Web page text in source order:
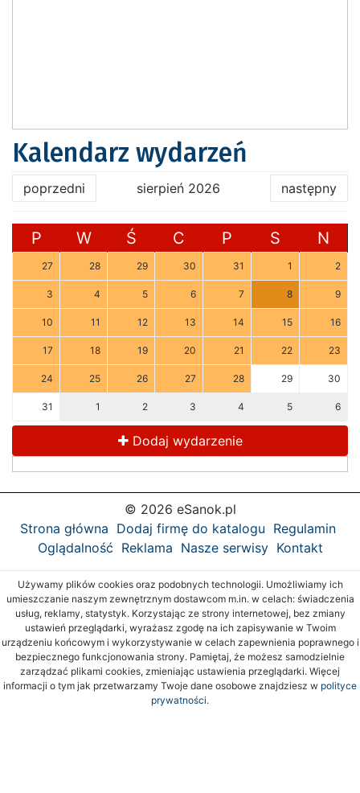
Kalendarz wydarzeń
poprzedni sierpień 2026 następny
P W Ś C P S N
27 28 29 30 31 1 2
3 4 5 6 7 8 9
10 11 12 13 14 15 16
17 18 19 20 21 22 23
24 25 26 27 28 29 30
31 1 2 3 4 5 6
Dodaj wydarzenie
© 2026 eSanok.pl
Strona główna Dodaj firmę do katalogu Regulamin
Oglądalność Reklama Nasze serwisy Kontakt
Używamy plików cookies oraz podobnych technologii. Umożliwiamy ich
umieszczanie naszym zewnętrznym dostawcom m.in. w celach: świadczenia
usług, reklamy, statystyk. Korzystając ze strony internetowej, bez zmiany
ustawień przeglądarki, wyrażasz zgodę na ich zapisywanie w Twoim
urządzeniu końcowym i wykorzystywanie w celach zapewnienia poprawnego i
bezpiecznego funkcjonowania strony. Pamiętaj, że możesz samodzielnie
zarządzać plikami cookies, zmieniając ustawienia przeglądarki. Więcej
informacji o tym jak przetwarzamy Twoje dane osobowe znajdziesz w polityce
prywatności.